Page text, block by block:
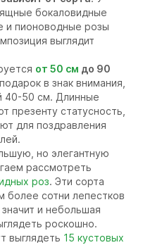
бокаловидные
и пионоводные розы
выглядит
от 50 см до 90
в знак внимания,
40-50 см. Длинные
презенту статусность,
для поздравления
но элегантную
рассмотреть
роз. Эти сорта
более сотни лепестков
и небольшая
роскошно.
выглядеть 15 кустовых